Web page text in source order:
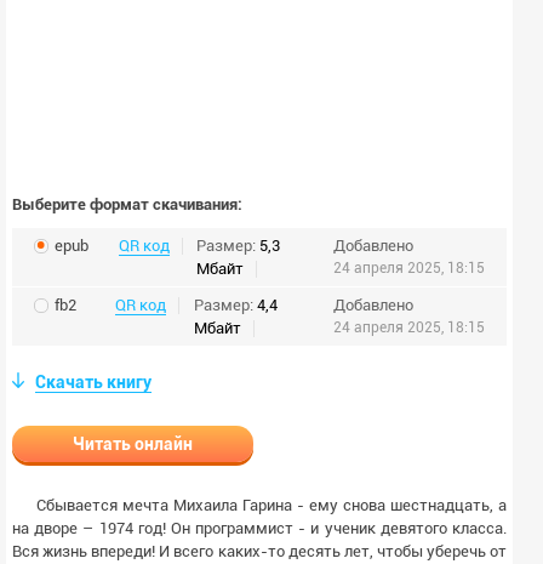
Выберите формат скачивания:
epub QR код Размер: 5,3
Мбайт
Добавлено
24 апреля 2025, 18:15
fb2 QR код Размер: 4,4
Мбайт
Добавлено
24 апреля 2025, 18:15
Скачать книгу
Читать онлайн
Сбывается мечта Михаила Гарина - ему снова шестнадцать, а
на дворе – 1974 год! Он программист - и ученик девятого класса.
Вся жизнь впереди! И всего каких-то десять лет, чтобы уберечь от